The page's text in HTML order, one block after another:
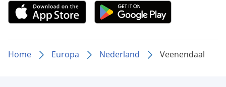
Home Europa Nederland Veenendaal